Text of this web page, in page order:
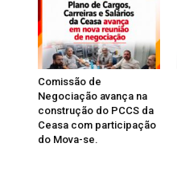
Comissão de
Negociação avança na
construção do PCCS da
Ceasa com participação
do Mova-se.